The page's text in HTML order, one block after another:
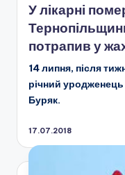
У лікарні
потрапив у
14 липня, після
річний
Буряк.
17.07.2018